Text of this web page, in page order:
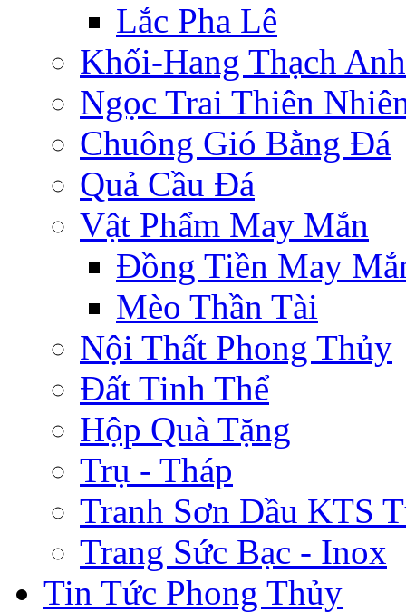
Lắc Pha Lê
Khối-Hang Thạch Anh
Ngọc Trai Thiên
Chuông Gió Bằng Đá
Quả Cầu Đá
Vật Phẩm May Mắn
Đồng Tiền May
Mèo Thần Tài
Nội Thất Phong Thủy
Đất Tinh Thể
Hộp Quà Tặng
Trụ - Tháp
Tranh Sơn Dầu KTS
Trang Sức Bạc - Inox
Tin Tức Phong Thủy